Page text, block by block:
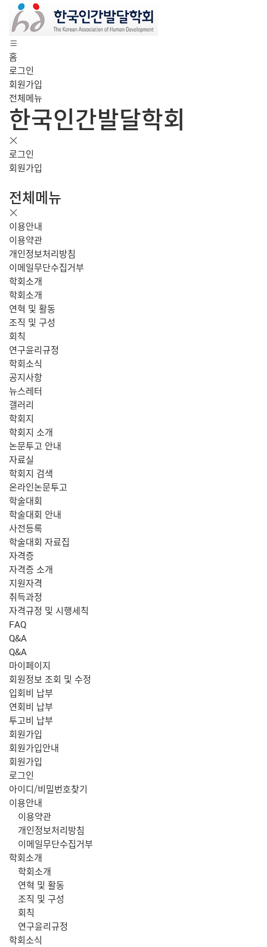
홈
로그인
회원가입
전체메뉴
한국인간발달학회
로그인
회원가입
전체메뉴
이용안내
이용약관
개인정보처리방침
이메일무단수집거부
학회소개
학회소개
연혁 및 활동
조직 및 구성
회칙
연구윤리규정
학회소식
공지사항
뉴스레터
갤러리
학회지
학회지 소개
논문투고 안내
자료실
학회지 검색
온라인논문투고
학술대회
학술대회 안내
사전등록
학술대회 자료집
자격증
자격증 소개
지원자격
취득과정
자격규정 및 시행세칙
FAQ
Q&A
Q&A
마이페이지
회원정보 조회 및 수정
입회비 납부
연회비 납부
투고비 납부
회원가입
회원가입안내
회원가입
로그인
아이디/비밀번호찾기
주
뉴
이용안내
이용약관
개인정보처리방침
이메일무단수집거부
학회소개
학회소개
연혁 및 활동
조직 및 구성
회칙
연구윤리규정
학회소식